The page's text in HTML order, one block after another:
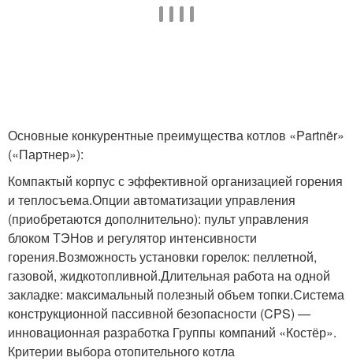
Основные конкурентные преимущества котлов «Partnër»
(«Партнер»):
Компактый корпус с эффективной организацией горения
и теплосъема.Опции автоматизации управления
(приобретаются дополнительно): пульт управления
блоком ТЭНов и регулятор интенсивности
горения.Возможность установки горелок: пеллетной,
газовой, жидкотопливной.Длительная работа на одной
закладке: максимальный полезный объем топки.Система
конструкционной пассивной безопасности (CPS) —
инновационная разработка Группы компаний «Костёр».
Критерии выбора отопительного котла